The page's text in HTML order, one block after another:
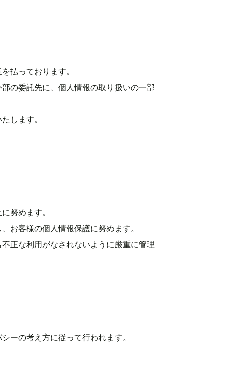
払っております。
の委託先に、個人情報の取り扱いの一部
します。
努めます。
お客様の個人情報保護に努めます。
正な利用がなされないように厳重に管理
ーの考え方に従って行われます。